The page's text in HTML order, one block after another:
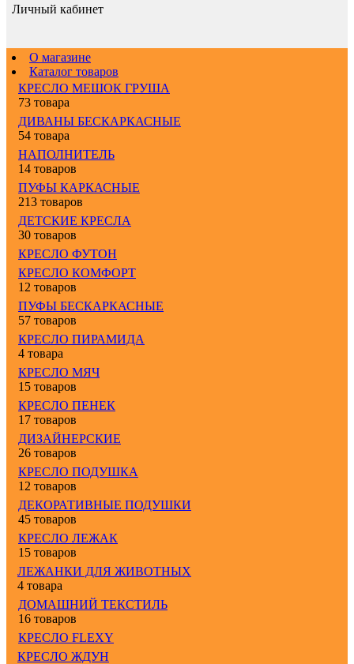
Личный кабинет
О магазине
Каталог товаров
КРЕСЛО МЕШОК ГРУША
73 товара
ДИВАНЫ БЕСКАРКАСНЫЕ
54 товара
НАПОЛНИТЕЛЬ
14 товаров
ПУФЫ КАРКАСНЫЕ
213 товаров
ДЕТСКИЕ КРЕСЛА
30 товаров
КРЕСЛО ФУТОН
КРЕСЛО КОМФОРТ
12 товаров
ПУФЫ БЕСКАРКАСНЫЕ
57 товаров
КРЕСЛО ПИРАМИДА
4 товара
КРЕСЛО МЯЧ
15 товаров
КРЕСЛО ПЕНЕК
17 товаров
ДИЗАЙНЕРСКИЕ
26 товаров
КРЕСЛО ПОДУШКА
12 товаров
ДЕКОРАТИВНЫЕ ПОДУШКИ
45 товаров
КРЕСЛО ЛЕЖАК
15 товаров
ЛЕЖАНКИ ДЛЯ ЖИВОТНЫХ
4 товара
ДОМАШНИЙ ТЕКСТИЛЬ
16 товаров
КРЕСЛО FLEXY
КРЕСЛО ЖДУН